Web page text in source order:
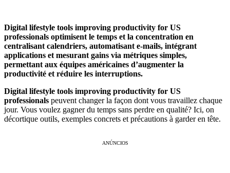
Digital lifestyle tools improving productivity for US
professionals optimisent le temps et la concentration en
centralisant calendriers, automatisant e‑mails, intégrant
applications et mesurant gains via métriques simples,
permettant aux équipes américaines d’augmenter la
productivité et réduire les interruptions.
Digital lifestyle tools improving productivity for US
professionals peuvent changer la façon dont vous travaillez chaque
jour. Vous voulez gagner du temps sans perdre en qualité? Ici, on
décortique outils, exemples concrets et précautions à garder en tête.
ANÚNCIOS